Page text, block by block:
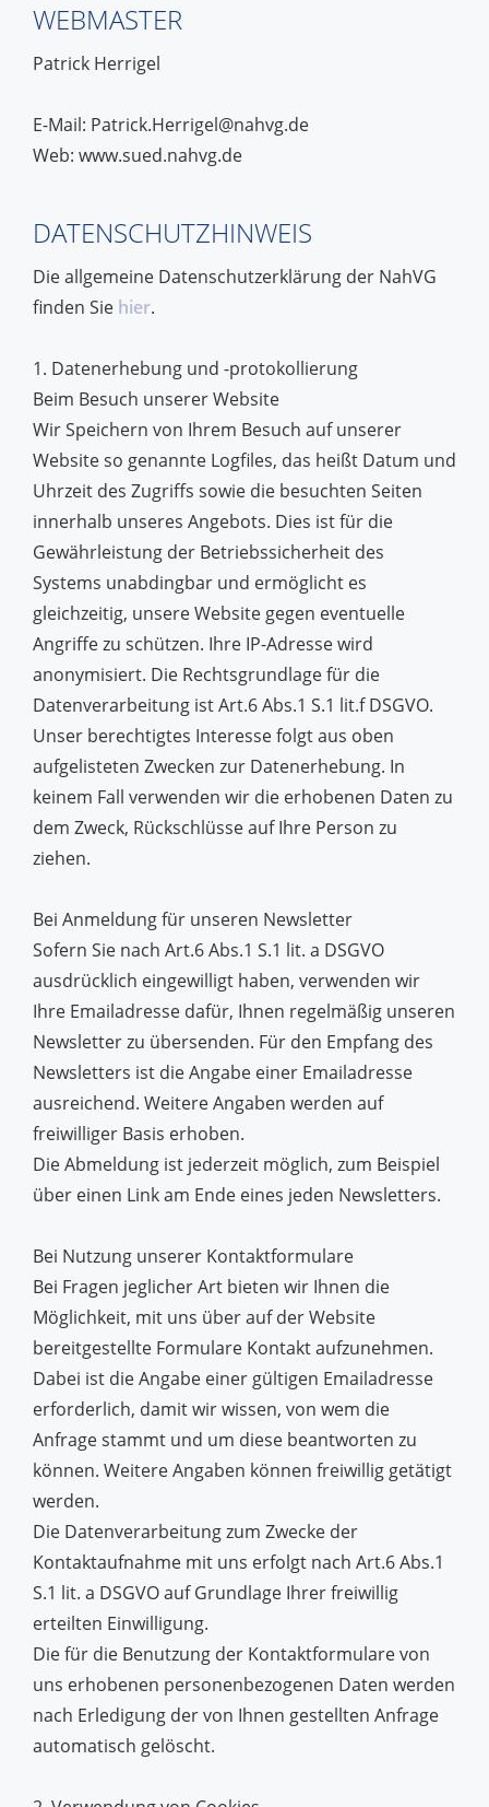
WEBMASTER
Patrick Herrigel
E-Mail: Patrick.Herrigel@nahvg.de
Web: www.sued.nahvg.de
DATENSCHUTZHINWEIS
Die allgemeine Datenschutzerklärung der NahVG
finden Sie hier.
1. Datenerhebung und -protokollierung
Beim Besuch unserer Website
Wir Speichern von Ihrem Besuch auf unserer
Website so genannte Logfiles, das heißt Datum und
Uhrzeit des Zugriffs sowie die besuchten Seiten
innerhalb unseres Angebots. Dies ist für die
Gewährleistung der Betriebssicherheit des
Systems unabdingbar und ermöglicht es
gleichzeitig, unsere Website gegen eventuelle
Angriffe zu schützen. Ihre IP-Adresse wird
anonymisiert. Die Rechtsgrundlage für die
Datenverarbeitung ist Art.6 Abs.1 S.1 lit.f DSGVO.
Unser berechtigtes Interesse folgt aus oben
aufgelisteten Zwecken zur Datenerhebung. In
keinem Fall verwenden wir die erhobenen Daten zu
dem Zweck, Rückschlüsse auf Ihre Person zu
ziehen.
Bei Anmeldung für unseren Newsletter
Sofern Sie nach Art.6 Abs.1 S.1 lit. a DSGVO
ausdrücklich eingewilligt haben, verwenden wir
Ihre Emailadresse dafür, Ihnen regelmäßig unseren
Newsletter zu übersenden. Für den Empfang des
Newsletters ist die Angabe einer Emailadresse
ausreichend. Weitere Angaben werden auf
freiwilliger Basis erhoben.
Die Abmeldung ist jederzeit möglich, zum Beispiel
über einen Link am Ende eines jeden Newsletters.
Bei Nutzung unserer Kontaktformulare
Bei Fragen jeglicher Art bieten wir Ihnen die
Möglichkeit, mit uns über auf der Website
bereitgestellte Formulare Kontakt aufzunehmen.
Dabei ist die Angabe einer gültigen Emailadresse
erforderlich, damit wir wissen, von wem die
Anfrage stammt und um diese beantworten zu
können. Weitere Angaben können freiwillig getätigt
werden.
Die Datenverarbeitung zum Zwecke der
Kontaktaufnahme mit uns erfolgt nach Art.6 Abs.1
S.1 lit. a DSGVO auf Grundlage Ihrer freiwillig
erteilten Einwilligung.
Die für die Benutzung der Kontaktformulare von
uns erhobenen personenbezogenen Daten werden
nach Erledigung der von Ihnen gestellten Anfrage
automatisch gelöscht.